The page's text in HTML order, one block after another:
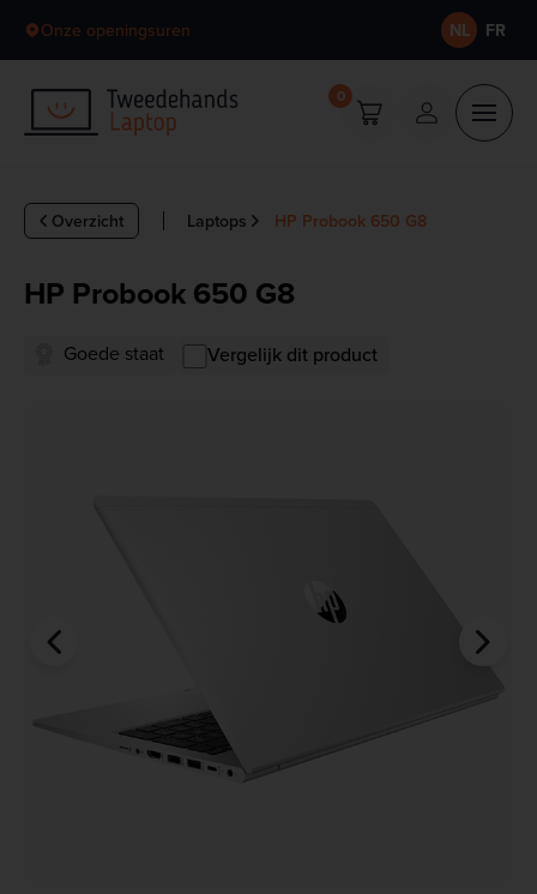
Onze openingsuren NL FR
0
Laptops HP Probook 650 G8
Overzicht
HP Probook 650 G8
Goede staat Vergelijk dit product